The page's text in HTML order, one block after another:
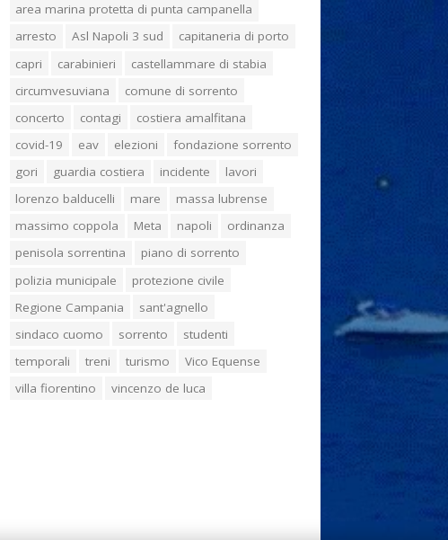
area marina protetta di punta campanella
arresto
Asl Napoli 3 sud
capitaneria di porto
capri
carabinieri
castellammare di stabia
circumvesuviana
comune di sorrento
concerto
contagi
costiera amalfitana
covid-19
eav elezioni
fondazione sorrento
gori
guardia costiera incidente
lavori
lorenzo balducelli
mare
massa lubrense
massimo coppola
Meta napoli
ordinanza
penisola sorrentina
piano di sorrento
polizia municipale
protezione civile
Regione Campania
sant'agnello
sindaco cuomo
sorrento
studenti
temporali
treni turismo
Vico Equense
villa fiorentino
vincenzo de luca